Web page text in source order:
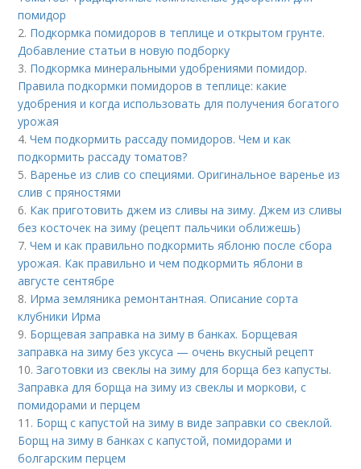
помидор
2. Подкормка помидоров в теплице и открытом грунте.
Добавление статьи в новую подборку
3. Подкормка минеральными удобрениями помидор.
Правила подкормки помидоров в теплице: какие
удобрения и когда использовать для получения богатого
урожая
4.Чем подкормить рассаду помидоров. Чем и как
подкормить рассаду томатов?
5. Варенье из слив со специями. Оригинальное варенье из
слив с пряностями
6. Как приготовить джем из сливы на зиму. Джем из сливы
без косточек на зиму (рецепт пальчики оближешь)
7.Чем и как правильно подкормить яблоню после сбора
урожая. Как правильно и чем подкормить яблони в
августе сентябре
8. Ирма земляника ремонтантная. Описание сорта
клубники Ирма
9. Борщевая заправка на зиму в банках. Борщевая
заправка на зиму без уксуса — очень вкусный рецепт
10.Заготовки из свеклы на зиму для борща без капусты.
Заправка для борща на зиму из свеклы и моркови, с
помидорами и перцем
11. Борщ с капустой на зиму в виде заправки со свеклой.
Борщ на зиму в банках с капустой, помидорами и
болгарским перцем